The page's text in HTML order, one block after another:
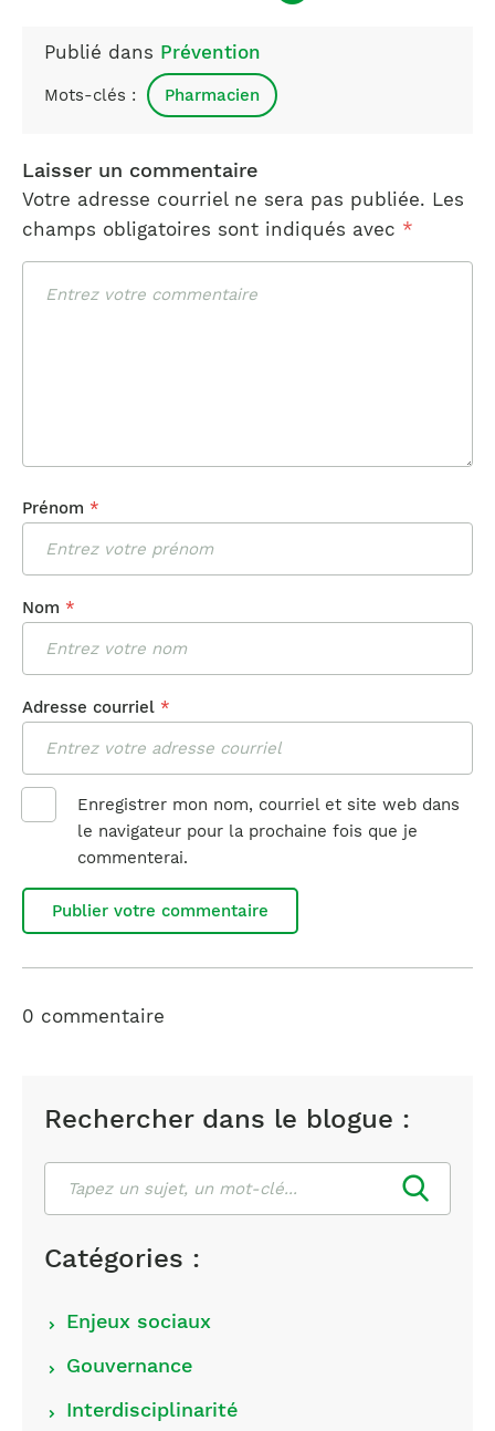
Rechercher dans le blogue :
Catégories :
Choisir
catégories
Enjeux sociaux
Gouvernance
Interdisciplinarité
Publié dans Prévention
Mots-clés : Pharmacien
Laisser un commentaire
Votre adresse courriel ne sera pas publiée. Les
champs obligatoires sont indiqués avec *
Prénom *
Nom *
Adresse courriel *
Enregistrer mon nom, courriel et site web dans
le navigateur pour la prochaine fois que je
commenterai.
0 commentaire